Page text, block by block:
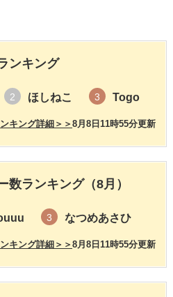
ンキング
2 ほしねこ 3 Togo
8月8日11時55分更新
キング詳細＞＞
数ランキング（8月）
3 なつめあさひ
8月8日11時55分更新
キング詳細＞＞